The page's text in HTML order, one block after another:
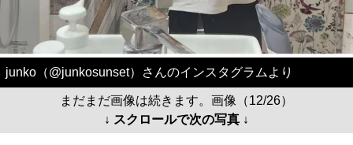
junko（@junkosunset）さんのインスタグラムより
まだまだ画像は続きます。画像（12/26）
↓ スクロールで次の写真 ↓